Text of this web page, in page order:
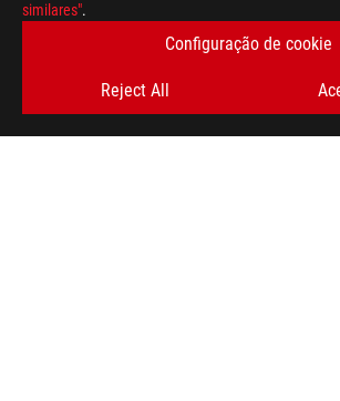
similares".
Configuração de cookie
Reject All
Rodapé
GAMING MONITORES > MONITORES
ROG SWIFT PG258Q CALL OF DUTY -
GALLERY